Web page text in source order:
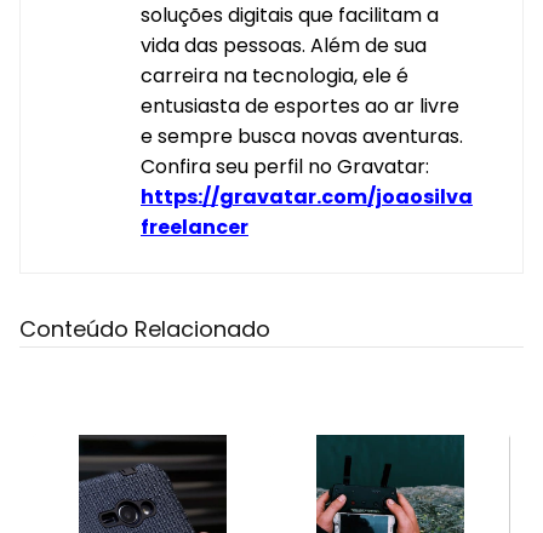
soluções digitais que facilitam a
vida das pessoas. Além de sua
carreira na tecnologia, ele é
entusiasta de esportes ao ar livre
e sempre busca novas aventuras.
Confira seu perfil no Gravatar:
https://gravatar.com/joaosilva
freelancer
Conteúdo Relacionado